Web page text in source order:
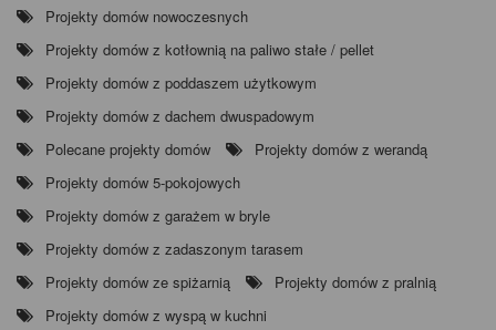
Projekty domów nowoczesnych
Projekty domów z kotłownią na paliwo stałe / pellet
Projekty domów z poddaszem użytkowym
Projekty domów z dachem dwuspadowym
Polecane projekty domów
Projekty domów z werandą
Projekty domów 5-pokojowych
Projekty domów z garażem w bryle
Projekty domów z zadaszonym tarasem
Projekty domów ze spiżarnią
Projekty domów z pralnią
Projekty domów z wyspą w kuchni